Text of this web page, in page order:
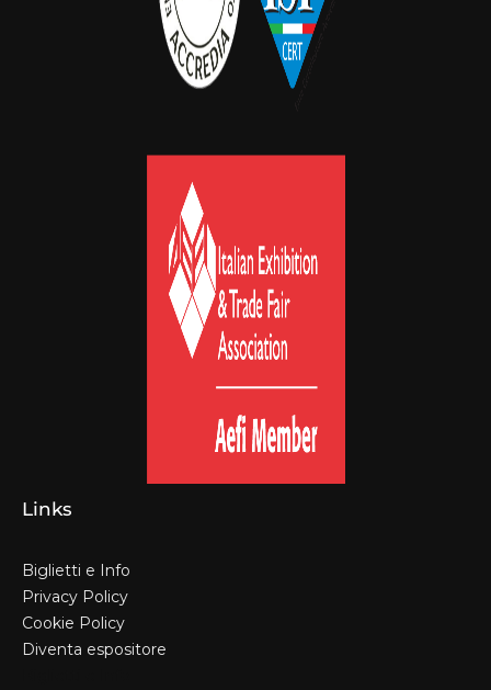
Links
Biglietti e Info
Privacy Policy
Cookie Policy
Diventa espositore